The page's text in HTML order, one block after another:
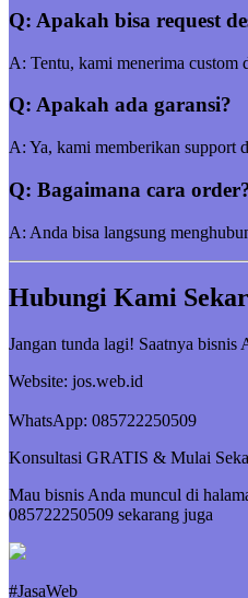
Q: Apakah bisa request
A: Tentu, kami menerima custom
Q: Apakah ada garansi?
A: Ya, kami memberikan support
Q: Bagaimana cara
A: Anda bisa langsung
Hubungi Kami
Jangan tunda lagi! Saatnya
Website: jos.web.id
WhatsApp: 085722250509
Konsultasi GRATIS & Mulai
Mau bisnis Anda muncul di
085722250509 sekarang juga
#JasaWeb